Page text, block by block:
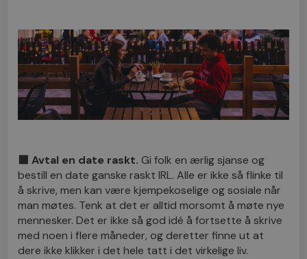
⬛ Avtal en date raskt. Gi folk en ærlig sjanse og
bestill en date ganske raskt IRL. Alle er ikke så flinke til
å skrive, men kan være kjempekoselige og sosiale når
man møtes. Tenk at det er alltid morsomt å møte nye
mennesker. Det er ikke så god idé å fortsette å skrive
med noen i flere måneder, og deretter finne ut at
dere ikke klikker i det hele tatt i det virkelige liv.